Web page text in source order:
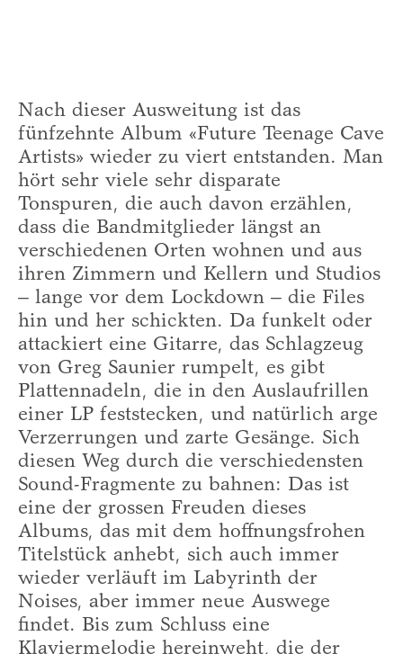
Nach dieser Ausweitung ist das
fünfzehnte Album «Future Teenage Cave
Artists» wieder zu viert entstanden. Man
hört sehr viele sehr disparate
Tonspuren, die auch davon erzählen,
dass die Bandmitglieder längst an
verschiedenen Orten wohnen und aus
ihren Zimmern und Kellern und Studios
– lange vor dem Lockdown – die Files
hin und her schickten. Da funkelt oder
attackiert eine Gitarre, das Schlagzeug
von Greg Saunier rumpelt, es gibt
Plattennadeln, die in den Auslaufrillen
einer LP feststecken, und natürlich arge
Verzerrungen und zarte Gesänge. Sich
diesen Weg durch die verschiedensten
Sound-Fragmente zu bahnen: Das ist
eine der grossen Freuden dieses
Albums, das mit dem hoffnungsfrohen
Titelstück anhebt, sich auch immer
wieder verläuft im Labyrinth der
Noises, aber immer neue Auswege
findet. Bis zum Schluss eine
Klaviermelodie hereinweht, die der